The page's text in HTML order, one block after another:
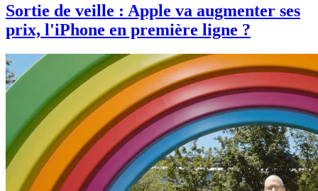
Sortie de veille : Apple va augmenter ses
prix, l'iPhone en première ligne ?